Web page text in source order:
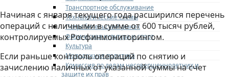
Транспортное обслуживание
Технологические схемы
Потребительский рынок
Физическая культура и спорт
Культура
Молодежная политика
Комиссия по делам несовершеннолетних и
защите их прав
Начиная с января текущего года расширился перечень
операций с наличными в сумме от 600 тысяч рублей,
контролируемых Росфинмониторингом.
Если раньше контроль операций по снятию и
зачислению наличных от указанной суммы на счет